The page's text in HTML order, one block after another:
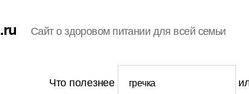
Сайт о здоровом питании для всей семьи
Что полезнее